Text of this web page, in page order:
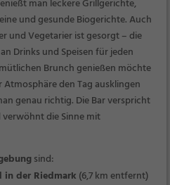
man leckere Grillgerichte,
und gesunde Biogerichte. Auch
und Vegetarier ist gesorgt – die
Drinks und Speisen für jeden
Brunch genießen möchte
den Tag ausklingen
genau richtig. Die Bar verspricht
die Sinne mit
sind:
in der Riedmark (6,7 km entfernt)